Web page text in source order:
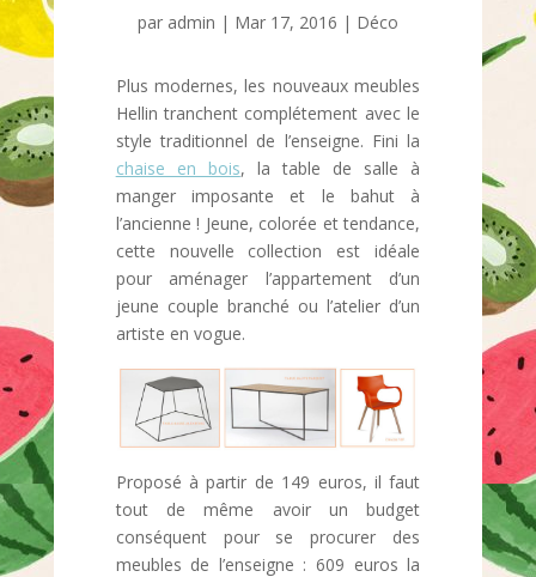
par admin | Mar 17, 2016 | Déco
Plus modernes, les nouveaux meubles
Hellin tranchent complétement avec le
style traditionnel de l’enseigne. Fini la
chaise en bois, la table de salle à
manger imposante et le bahut à
l’ancienne ! Jeune, colorée et tendance,
cette nouvelle collection est idéale
pour aménager l’appartement d’un
jeune couple branché ou l’atelier d’un
artiste en vogue.
Proposé à partir de 149 euros, il faut
tout de même avoir un budget
conséquent pour se procurer des
meubles de l’enseigne : 609 euros la